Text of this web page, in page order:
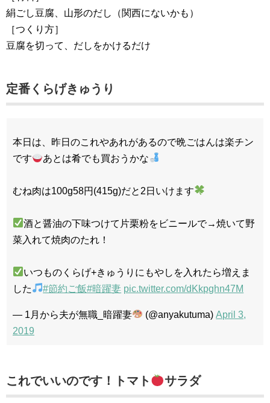
絹ごし豆腐、山形のだし（関西にないかも）
［つくり方］
豆腐を切って、だしをかけるだけ
定番くらげきゅうり
本日は、昨日のこれやあれがあるので晩ごはんは楽チン
です
あとは肴でも買おうかな
むね肉は100g58円(415g)だと2日いけます
酒と醤油の下味つけて片栗粉をビニールで→焼いて野
菜入れて焼肉のたれ！
いつものくらげ+きゅうりにもやしを入れたら増えま
した
#節約ご飯#暗躍妻 pic.twitter.com/dKkpghn47M
— 1月から夫が無職_暗躍妻 (@anyakutuma)April 3,
2019
これでいいのです！トマト サラダ